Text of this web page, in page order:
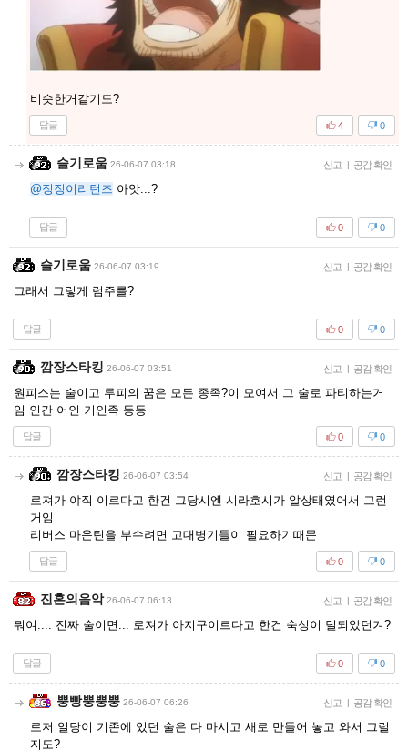
비슷한거같기도?
답글 0
4
슬기로움 26-06-07 03:18 신고 | 공감 확인
@징징이리턴즈 아앗...?
답글 0
0
슬기로움 26-06-07 03:19 신고 | 공감 확인
그래서 그렇게 럼주를?
답글 0
0
깜장스타킹 26-06-07 03:51 신고 | 공감 확인
원피스는 술이고 루피의 꿈은 모든 종족?이 모여서 그 술로 파티하는거
임 인간 어인 거인족 등등
답글 0
0
깜장스타킹 26-06-07 03:54 신고 | 공감 확인
로져가 야직 이르다고 한건 그당시엔 시라호시가 알상태였어서 그런
거임
리버스 마운틴을 부수려면 고대병기들이 필요하기때문
답글 0
0
진혼의음악 26-06-07 06:13 신고 | 공감 확인
뭐여.... 진짜 술이면... 로져가 아지구이르다고 한건 숙성이 덜되았던겨?
답글 0
0
뿡빵뿡뿡뿡 26-06-07 06:26 신고 | 공감 확인
로저 일당이 기존에 있던 술은 다 마시고 새로 만들어 놓고 와서 그럴
지도?